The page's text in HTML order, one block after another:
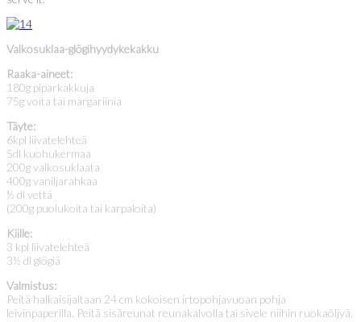
Valkosuklaa-glögihyydykekakku
Raaka-aineet:
180g piparkakkuja
75g voita tai margariinia
Täyte:
6kpl liivatelehteä
5dl kuohukermaa
200g valkosuklaata
400g vaniljarahkaa
½ dl vettä
(200g puolukoita tai karpaloita)
Kiille:
3 kpl liivatelehteä
3½ dl glögiä
Valmistus:
Peitä halkaisijaltaan 24 cm kokoisen irtopohjavuoan pohja
leivinpaperilla. Peitä sisäreunat reunakalvolla tai sivele niihin ruokaöljyä,